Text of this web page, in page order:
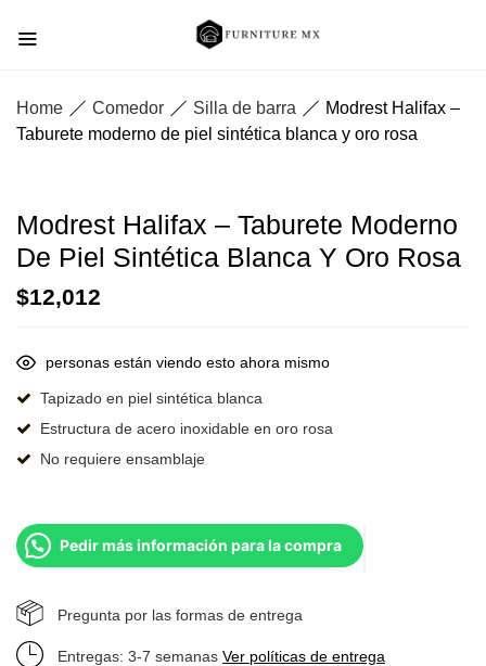
Home Comedor Silla de barra
Modrest Halifax –
Taburete moderno de piel sintética blanca y oro rosa
Modrest Halifax – Taburete Moderno
De Piel Sintética Blanca Y Oro Rosa
$12,012
personas están viendo esto ahora mismo
Tapizado en piel sintética blanca
Estructura de acero inoxidable en oro rosa
No requiere ensamblaje
Pedir más información para la compra
Pregunta por las formas de entrega
Entregas: 3-7 semanas Ver políticas de entrega